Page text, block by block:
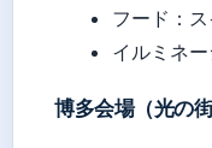
フード：
イルミネ
博多会場（光の街